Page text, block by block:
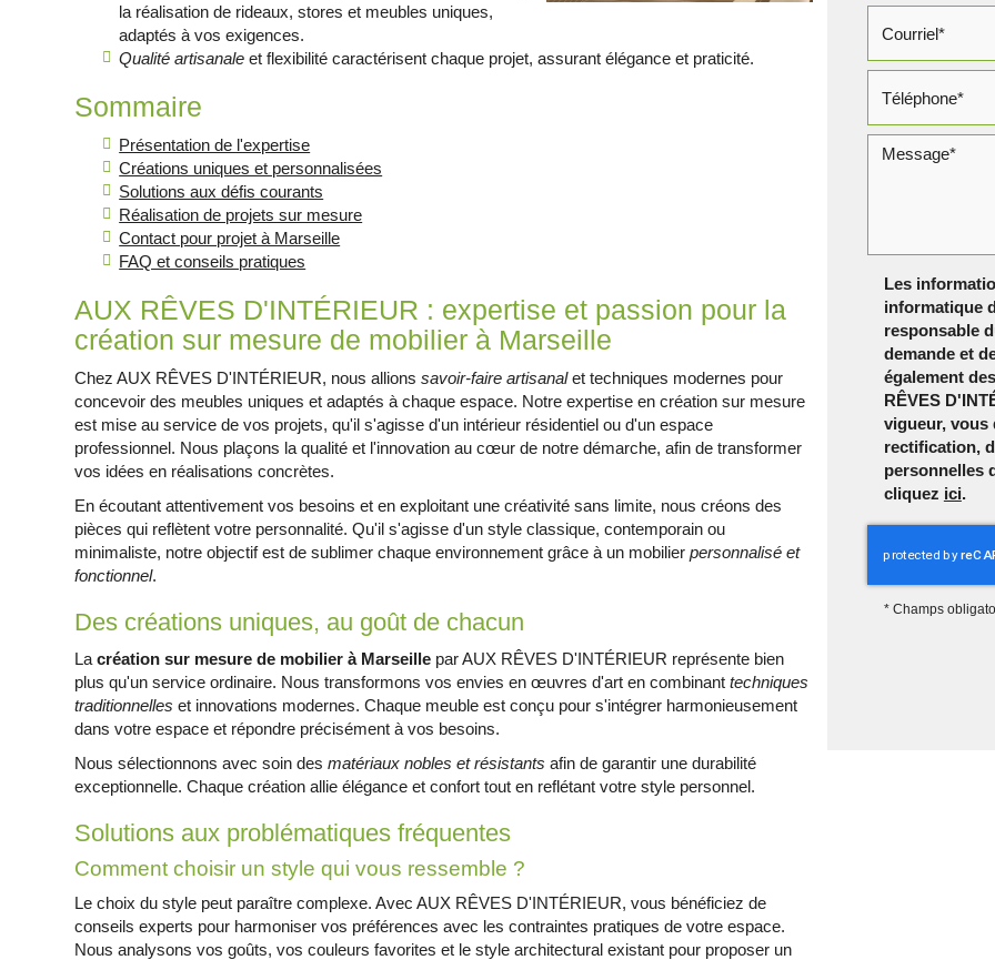
la réalisation de rideaux, stores et meubles uniques,
adaptés à vos exigences.
Qualité artisanale et flexibilité caractérisent chaque projet, assurant élégance et praticité.
Sommaire
Présentation de l'expertise
Créations uniques et personnalisées
Solutions aux défis courants
Réalisation de projets sur mesure
Contact pour projet à Marseille
FAQ et conseils pratiques
AUX RÊVES D'INTÉRIEUR : expertise et passion pour la
création sur mesure de mobilier à Marseille
Chez AUX RÊVES D'INTÉRIEUR, nous allionssavoir-faire artisanalet techniques modernes pour
concevoir des meubles uniques et adaptés à chaque espace. Notre expertise en création sur mesure
est mise au service de vos projets, qu'il s'agisse d'un intérieur résidentiel ou d'un espace
professionnel. Nous plaçons la qualité et l'innovation au cœur de notre démarche, afin de transformer
vos idées en réalisations concrètes.
En écoutant attentivement vos besoins et en exploitant une créativité sans limite, nous créons des
pièces qui reflètent votre personnalité. Qu'il s'agisse d'un style classique, contemporain ou
minimaliste, notre objectif est de sublimer chaque environnement grâce à un mobilierpersonnalisé et
fonctionnel.
Des créations uniques, au goût de chacun
Lacréation sur mesure de mobilier à Marseille par AUX RÊVES D'INTÉRIEUR représente bien
plus qu'un service ordinaire. Nous transformons vos envies en œuvres d'art en combinanttechniques
traditionnelles et innovations modernes. Chaque meuble est conçu pour s'intégrer harmonieusement
dans votre espace et répondre précisément à vos besoins.
Nous sélectionnons avec soin desmatériaux nobles et résistants afin de garantir une durabilité
exceptionnelle. Chaque création allie élégance et confort tout en reflétant votre style personnel.
Solutions aux problématiques fréquentes
Comment choisir un style qui vous ressemble ?
Le choix du style peut paraître complexe. Avec AUX RÊVES D'INTÉRIEUR, vous bénéficiez de
conseils experts pour harmoniser vos préférences avec les contraintes pratiques de votre espace.
Nous analysons vos goûts, vos couleurs favorites et le style architectural existant pour proposer un
Les
informatique
responsable
demande et
également
RÊVES
vigueur, vous
rectification,
personnelles
cliquez ici.
* Champs